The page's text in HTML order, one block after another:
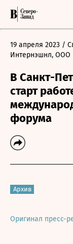
19 апреля 2023 /
Интернэшнл, ООО
В Санкт-
старт
форума
Архив
Оригинал пресс-